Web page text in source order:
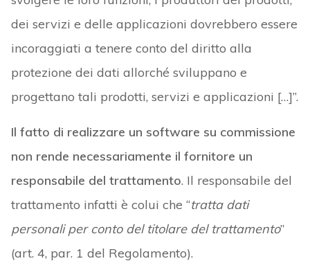
dei servizi e delle applicazioni dovrebbero essere
incoraggiati a tenere conto del diritto alla
protezione dei dati allorché sviluppano e
progettano tali prodotti, servizi e applicazioni […]”.
Il fatto di realizzare un software su commissione
non rende necessariamente il fornitore un
responsabile del trattamento. Il responsabile del
trattamento infatti è colui che “tratta dati
personali per conto del titolare del trattamento”
(art. 4, par. 1 del Regolamento).